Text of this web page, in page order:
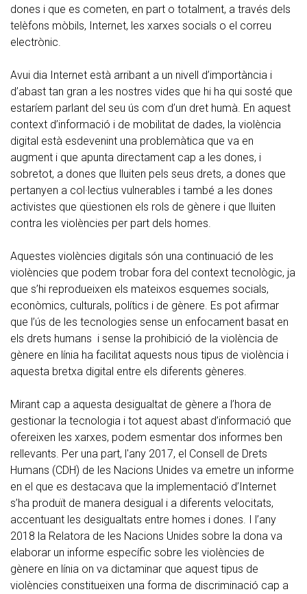
dones i que es cometen, en part o totalment, a través dels
telèfons mòbils, Internet, les xarxes socials o el correu
electrònic.
Avui dia Internet està arribant a un nivell d’importància i
d’abast tan gran a les nostres vides que hi ha qui sosté que
estaríem parlant del seu ús com d’un dret humà. En aquest
context d’informació i de mobilitat de dades, la violència
digital està esdevenint una problemàtica que va en
augment i que apunta directament cap a les dones, i
sobretot, a dones que lluiten pels seus drets, a dones que
pertanyen a col·lectius vulnerables i també a les dones
activistes que qüestionen els rols de gènere i que lluiten
contra les violències per part dels homes.
Aquestes violències digitals són una continuació de les
violències que podem trobar fora del context tecnològic, ja
que s’hi reprodueixen els mateixos esquemes socials,
econòmics, culturals, polítics i de gènere. Es pot afirmar
que l’ús de les tecnologies sense un enfocament basat en
els drets humans i sense la prohibició de la violència de
gènere en línia ha facilitat aquests nous tipus de violència i
aquesta bretxa digital entre els diferents gèneres.
Mirant cap a aquesta desigualtat de gènere a l’hora de
gestionar la tecnologia i tot aquest abast d’informació que
ofereixen les xarxes, podem esmentar dos informes ben
rellevants. Per una part, l'any 2017, el Consell de Drets
Humans (CDH) de les Nacions Unides va emetre un informe
en el que es destacava que la implementació d’Internet
s’ha produït de manera desigual i a diferents velocitats,
accentuant les desigualtats entre homes i dones. I l’any
2018 la Relatora de les Nacions Unides sobre la dona va
elaborar un informe específic sobre les violències de
gènere en línia on va dictaminar que aquest tipus de
violències constitueixen una forma de discriminació cap a